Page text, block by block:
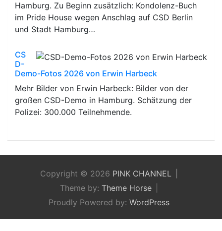
Hamburg. Zu Beginn zusätzlich: Kondolenz-Buch
im Pride House wegen Anschlag auf CSD Berlin
und Stadt Hamburg…
CS
D-
Demo-Fotos 2026 von Erwin Harbeck
Mehr Bilder von Erwin Harbeck: Bilder von der
großen CSD-Demo in Hamburg. Schätzung der
Polizei: 300.000 Teilnehmende.
Copyright © 2026 PINK CHANNEL
Theme by: Theme Horse
Proudly Powered by: WordPress